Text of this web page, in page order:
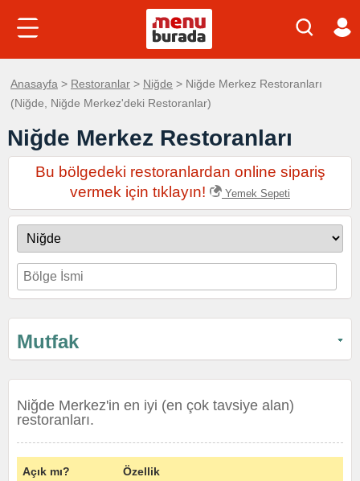
Anasayfa > Restoranlar > Niğde > Niğde Merkez Restoranları
(Niğde, Niğde Merkez'deki Restoranlar)
Niğde Merkez Restoranları
Bu bölgedeki restoranlardan online sipariş
vermek için tıklayın!
Yemek Sepeti
Mutfak
Niğde Merkez'in en iyi (en çok tavsiye alan)
restoranları.
Açık mı? Özellik